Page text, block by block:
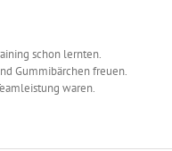
schon lernten.
Gummibärchen freuen.
waren.